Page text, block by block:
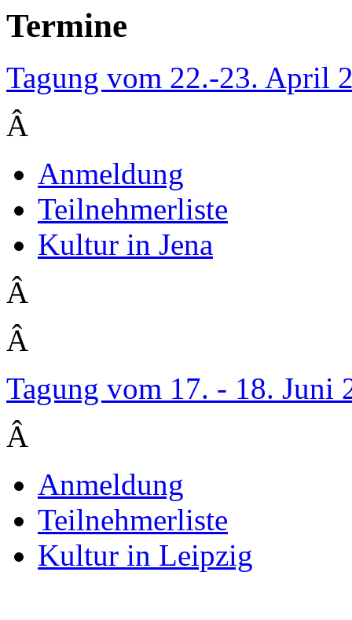
Termine
Tagung vom 22.-23. April
Â
Anmeldung
Teilnehmerliste
Kultur in Jena
Â
Â
Tagung vom 17. - 18. Juni
Â
Anmeldung
Teilnehmerliste
Kultur in Leipzig